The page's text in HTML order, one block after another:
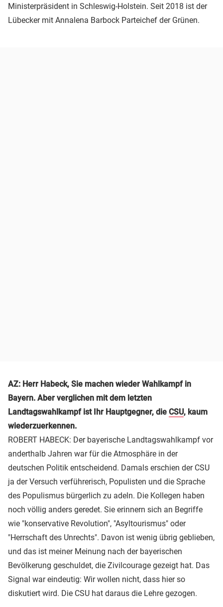
Ministerpräsident in Schleswig-Holstein. Seit 2018 ist der
Lübecker mit Annalena Barbock Parteichef der Grünen.
AZ: Herr Habeck, Sie machen wieder Wahlkampf in
Bayern. Aber verglichen mit dem letzten
Landtagswahlkampf ist Ihr Hauptgegner, die CSU, kaum
wiederzuerkennen.
ROBERT HABECK: Der bayerische Landtagswahlkampf vor
anderthalb Jahren war für die Atmosphäre in der
deutschen Politik entscheidend. Damals erschien der CSU
ja der Versuch verführerisch, Populisten und die Sprache
des Populismus bürgerlich zu adeln. Die Kollegen haben
noch völlig anders geredet. Sie erinnern sich an Begriffe
wie "konservative Revolution", "Asyltourismus" oder
"Herrschaft des Unrechts". Davon ist wenig übrig geblieben,
und das ist meiner Meinung nach der bayerischen
Bevölkerung geschuldet, die Zivilcourage gezeigt hat. Das
Signal war eindeutig: Wir wollen nicht, dass hier so
diskutiert wird. Die CSU hat daraus die Lehre gezogen.